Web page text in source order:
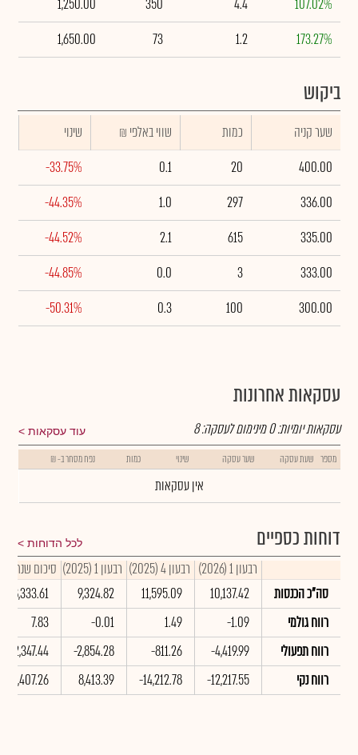
107.02%
4.4
350
1,250.00
173.27%
1.2
73
1,650.00
ביקוש
שער קניה כמות ₪ שווי באלפי
שינוי
400.00
20
0.1
-33.75%
336.00
297
1.0
-44.35%
335.00
615
2.1
-44.52%
333.00
3
0.0
-44.85%
300.00
100
0.3
-50.31%
עסקאות אחרונות
עוד עסקאות עסקאות יומיות:0מינימום לעסקה:8
מספר שעת עסקה שער עסקה שינוי כמות נפח מסחר ב- ₪
אין עסקאות
דוחות כספיים לכל הדוחות
רבעון 1 (2026) רבעון 4 (2025) רבעון 1 (2025)
סיכום שנתי 2025
סה"כ הכנסות
10,137.42
11,595.09
9,324.82
48,333.61
רווח גולמי
-1.09
1.49
-0.01
7.83
רווח תפעולי
-4,419.99
-811.26
-2,854.28
-2,347.44
רווח נקי
-12,217.55
-14,212.78
8,413.39
-2,407.26